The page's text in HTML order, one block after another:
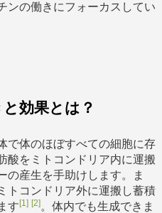
ンの働きにフォーカスしてい
効果とは？
で体のほぼすべての細胞に存
酸をミトコンドリア内に運搬
の産生を手助けします。ま
トコンドリア外に運搬し蓄積
す[1] [2]。体内でも生成できま